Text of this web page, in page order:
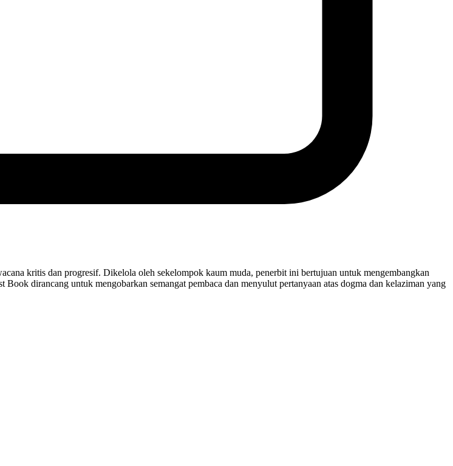
kritis dan progresif. Dikelola oleh sekelompok kaum muda, penerbit ini bertujuan untuk mengembangkan
dirancang untuk mengobarkan semangat pembaca dan menyulut pertanyaan atas dogma dan kelaziman yang